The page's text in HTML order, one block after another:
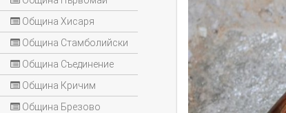
Община Хисаря
Община Стамболийски
Община Съединение
Община Кричим
Община Брезово